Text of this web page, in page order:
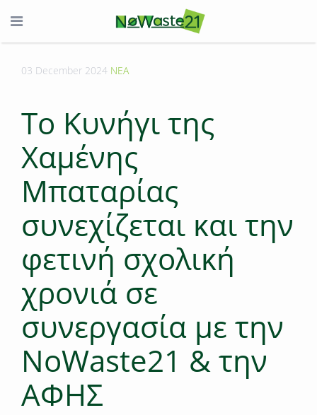
03 December 2024 ΝΕΑ
Το Κυνήγι της
Xαμένης
Mπαταρίας
συνεχίζεται και την
φετινή σχολική
χρονιά σε
συνεργασία με την
NoWaste21 & την
ΑΦΗΣ